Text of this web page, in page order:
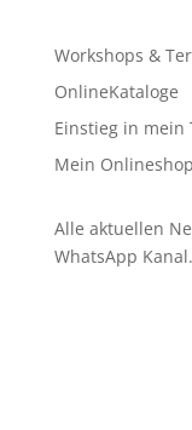
Workshops &
OnlineKataloge
Einstieg in mein
Mein Onlineshop
Alle aktuellen
WhatsApp Kanal.